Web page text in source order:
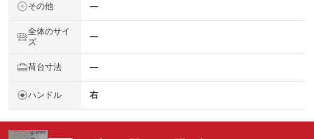
その他 ―
全体のサイ
ズ
―
荷台寸法 ―
ハンドル 右